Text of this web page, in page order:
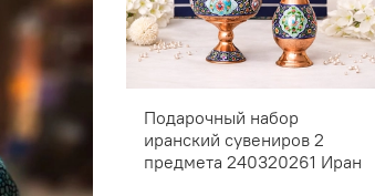
Подарочный набор
иранский сувениров 2
предмета 240320261 Иран